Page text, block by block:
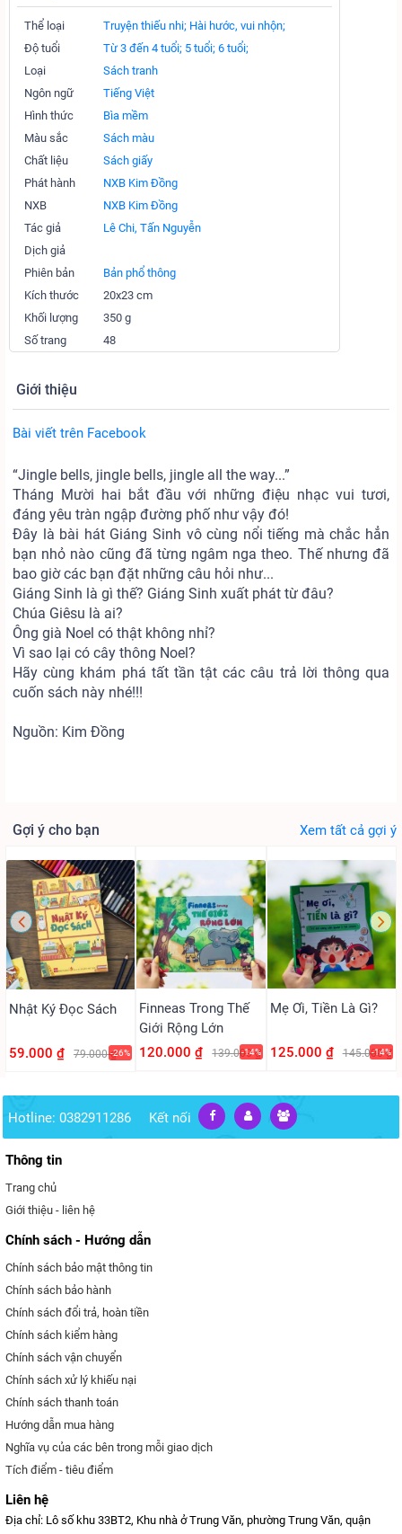
Thể loại Truyện thiếu nhi; Hài hước, vui nhộn;
Độ tuổi
Từ 3 đến 4 tuổi; 5 tuổi; 6 tuổi;
Loại
Sách tranh
Ngôn ngữ
Tiếng Việt
Hình thức
Bìa mềm
Màu sắc
Sách màu
Chất liệu
Sách giấy
Phát hành
NXB Kim Đồng
NXB
NXB Kim Đồng
Tác giả
Lê Chi, Tấn Nguyễn
Dịch giả
Phiên bản
Bản phổ thông
Kích thước
20x23 cm
Khối lượng
350 g
Số trang
48
Giới thiệu
Bài viết trên Facebook
“Jingle bells, jingle bells, jingle all the way...”
Tháng Mười hai bắt đầu với những điệu nhạc vui tươi,
đáng yêu tràn ngập đường phố như vậy đó!
Đây là bài hát Giáng Sinh vô cùng nổi tiếng mà chắc hẳn
bạn nhỏ nào cũng đã từng ngâm nga theo. Thế nhưng đã
bao giờ các bạn đặt những câu hỏi như...
Giáng Sinh là gì thế? Giáng Sinh xuất phát từ đâu?
Chúa Giêsu là ai?
Ông già Noel có thật không nhỉ?
Vì sao lại có cây thông Noel?
Hãy cùng khám phá tất tần tật các câu trả lời thông qua
cuốn sách này nhé!!!
Nguồn: Kim Đồng
Gợi ý cho bạn Xem tất cả gợi ý
Nhật Ký Đọc Sách
59.000 ₫ 79.000 ₫-26%
Finneas Trong Thế
Giới Rộng Lớn
120.000 ₫
139.000 ₫
-14%
Mẹ Ơi, Tiền Là Gì?
125.000 ₫ 145.000 ₫
-14%
Hotline: 0382911286 Kết nối
Thông tin
Trang chủ
Giới thiệu - liên hệ
Chính sách - Hướng dẫn
Chính sách bảo mật thông tin
Chính sách bảo hành
Chính sách đổi trả, hoàn tiền
Chính sách kiểm hàng
Chính sách vận chuyển
Chính sách xử lý khiếu nại
Chính sách thanh toán
Hướng dẫn mua hàng
Nghĩa vụ của các bên trong mỗi giao dịch
Tích điểm - tiêu điểm
Liên hệ
Địa chỉ: Lô số khu 33BT2, Khu nhà ở Trung Văn, phường Trung Văn, quận